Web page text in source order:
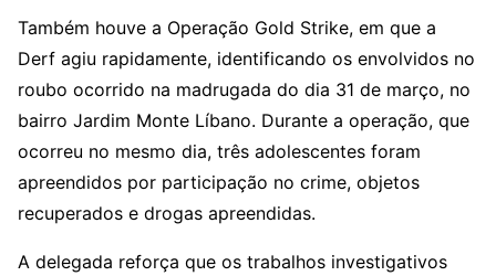
Também houve a Operação Gold Strike, em que a
Derf agiu rapidamente, identificando os envolvidos no
roubo ocorrido na madrugada do dia 31 de março, no
bairro Jardim Monte Líbano. Durante a operação, que
ocorreu no mesmo dia, três adolescentes foram
apreendidos por participação no crime, objetos
recuperados e drogas apreendidas.
A delegada reforça que os trabalhos investigativos